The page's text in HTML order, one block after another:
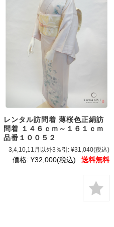
レンタル訪問着 薄桜色正絹訪
問着 １４６ｃｍ～１６１ｃｍ
品番１００５２
3,4,10,11月以外3％引: ¥31,040(税込)
価格: ¥32,000(税込) 送料無料